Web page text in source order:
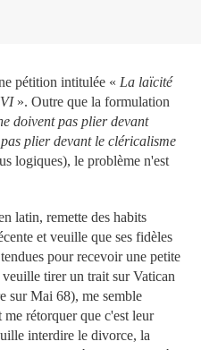
pétition intitulée « La laïcité
». Outre que la formulation
doivent pas plier devant
plier devant le cléricalisme
logiques), le problème n'est
latin, remette des habits
et veuille que ses fidèles
pour recevoir une petite
tirer un trait sur Vatican
sur Mai 68), me semble
rétorquer que c'est leur
interdire le divorce, la